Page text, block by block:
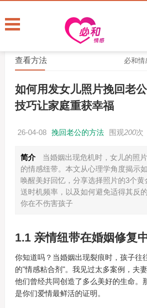
必和情
查看方法
如何用发女儿照片挽回老
技巧让家庭重获幸福
26-04-08 挽回老公的方法 围观200次
简介
当婚姻出现危机时，女儿的照
的情感纽带。本文从心理学角度揭示
唤醒美好回忆，分享选择照片的3个
送时机频率，以及如何避免适得其反
你在不伤害孩子
1.1 亲情纽带在婚姻修复
你知道吗？当婚姻出现裂痕时，孩子往
的"情感粘合剂"。我见过太多案例，夫
他们曾经共同创造了多么美好的生命。
是你们爱情最鲜活的证明。